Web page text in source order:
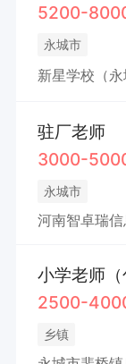
5200-
永城市
新星学校（永
驻厂老师
3000-
永城市
河南智卓瑞
小学老师（
2500-
乡镇